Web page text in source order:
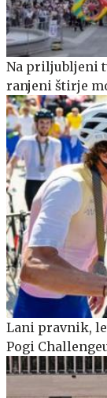
Na priljubljeni
ranjeni štirje
Lani pravnik,
Pogi